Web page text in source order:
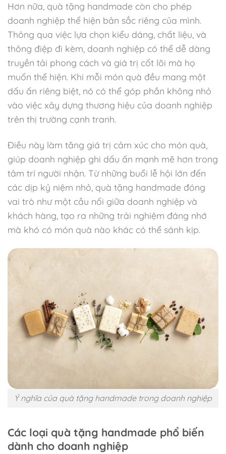
Hơn nữa, quà tặng handmade còn cho phép
doanh nghiệp thể hiện bản sắc riêng của mình.
Thông qua việc lựa chọn kiểu dáng, chất liệu, và
thông điệp đi kèm, doanh nghiệp có thể dễ dàng
truyền tải phong cách và giá trị cốt lõi mà họ
muốn thể hiện. Khi mỗi món quà đều mang một
dấu ấn riêng biệt, nó có thể góp phần không nhỏ
vào việc xây dựng thương hiệu của doanh nghiệp
trên thị trường cạnh tranh.
Điều này làm tăng giá trị cảm xúc cho món quà,
giúp doanh nghiệp ghi dấu ấn mạnh mẽ hơn trong
tâm trí người nhận. Từ những buổi lễ hội lớn đến
các dịp kỷ niệm nhỏ, quà tặng handmade đóng
vai trò như một cầu nối giữa doanh nghiệp và
khách hàng, tạo ra những trải nghiệm đáng nhớ
mà khó có món quà nào khác có thể sánh kịp.
Ý nghĩa của quà tặng handmade trong doanh nghiệp
Các loại quà tặng handmade phổ biến
dành cho doanh nghiệp